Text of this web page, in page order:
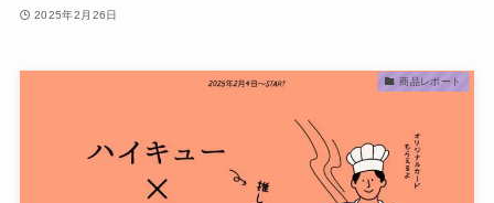
2025年2月26日
商品レポート